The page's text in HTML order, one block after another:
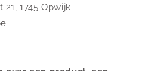
21, 1745 Opwijk